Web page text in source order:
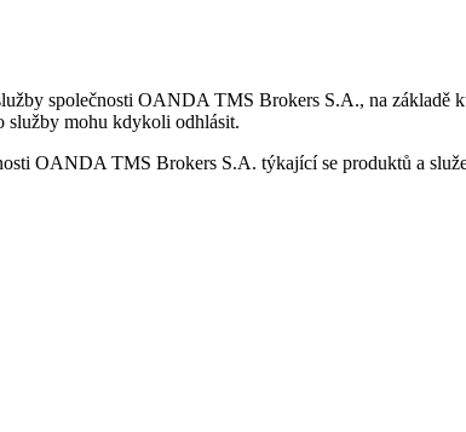
společnosti OANDA TMS Brokers S.A., na základě
služby mohu kdykoli odhlásit.
OANDA TMS Brokers S.A. týkající se produktů a